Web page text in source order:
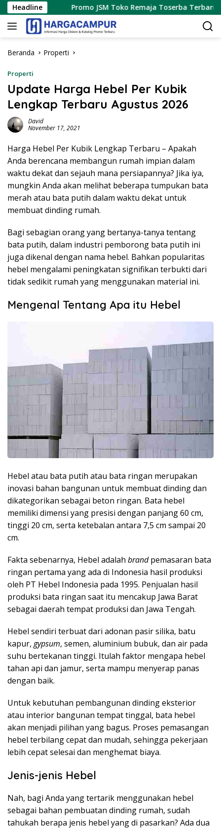
Langsung
ke
konten
HeadlinePromo JSM Toko Remaja Toserba Terbaru 7 – 9
Beranda Properti
Properti
Update Harga Hebel Per Kubik
Lengkap Terbaru Agustus 2026
David
November 17, 2021
Harga Hebel Per Kubik Lengkap Terbaru – Apakah
Anda berencana membangun rumah impian dalam
waktu dekat dan sejauh mana persiapannya? Jika iya,
mungkin Anda akan melihat beberapa tumpukan bata
merah atau bata putih dalam waktu dekat untuk
membuat dinding rumah.
Bagi sebagian orang yang bertanya-tanya tentang
bata putih, dalam industri pemborong bata putih ini
juga dikenal dengan nama hebel. Bahkan popularitas
hebel mengalami peningkatan signifikan terbukti dari
tidak sedikit rumah yang menggunakan material ini.
Mengenal Tentang Apa itu Hebel
Hebel atau bata putih atau bata ringan merupakan
inovasi bahan bangunan untuk membuat dinding dan
dikategorikan sebagai beton ringan. Bata hebel
memiliki dimensi yang presisi dengan panjang 60 cm,
tinggi 20 cm, serta ketebalan antara 7,5 cm sampai 20
cm.
Fakta sebenarnya, Hebel adalah brandpemasaran bata
ringan pertama yang ada di Indonesia hasil produksi
oleh PT Hebel Indonesia pada 1995. Penjualan hasil
produksi bata ringan saat itu mencakup Jawa Barat
sebagai daerah tempat produksi dan Jawa Tengah.
Hebel sendiri terbuat dari adonan pasir silika, batu
kapur, gypsum, semen, aluminium bubuk, dan air pada
suhu bertekanan tinggi. Itulah faktor mengapa hebel
tahan api dan jamur, serta mampu menyerap panas
dengan baik.
Untuk kebutuhan pembangunan dinding eksterior
atau interior bangunan tempat tinggal, bata hebel
akan menjadi pilihan yang bagus. Proses pemasangan
hebel terbilang cepat dan mudah, sehingga pekerjaan
lebih cepat selesai dan menghemat biaya.
Jenis-jenis Hebel
Nah, bagi Anda yang tertarik menggunakan hebel
sebagai bahan pembuatan dinding rumah, sudah
tahukah berapa jenis hebel yang di pasarkan? Ada dua